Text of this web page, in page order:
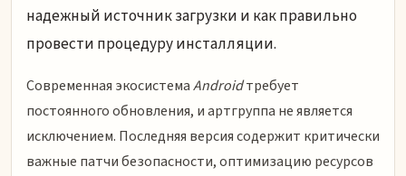
надежный источник загрузки и как правильно
провести процедуру инсталляции.
Современная экосистемаAndroidтребует
постоянного обновления, и артгруппа не является
исключением. Последняя версия содержит критически
важные патчи безопасности, оптимизацию ресурсов